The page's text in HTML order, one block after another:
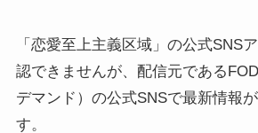
「恋愛至上主義区域」の公式SNS
認できませんが、配信元である
デマンド）の公式SNSで最新情報
す。